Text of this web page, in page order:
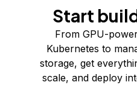
Start
From GPU-
Kubernetes to
storage, get
scale, and deploy